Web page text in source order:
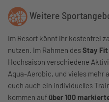
Weitere
Im Resort könnt ihr kostenfrei
nutzen. Im Rahmen desStay
Hochsaison verschiedene
Aqua-Aerobic, und vieles mehr
euch auch ein individuelles
kommen auf über 100